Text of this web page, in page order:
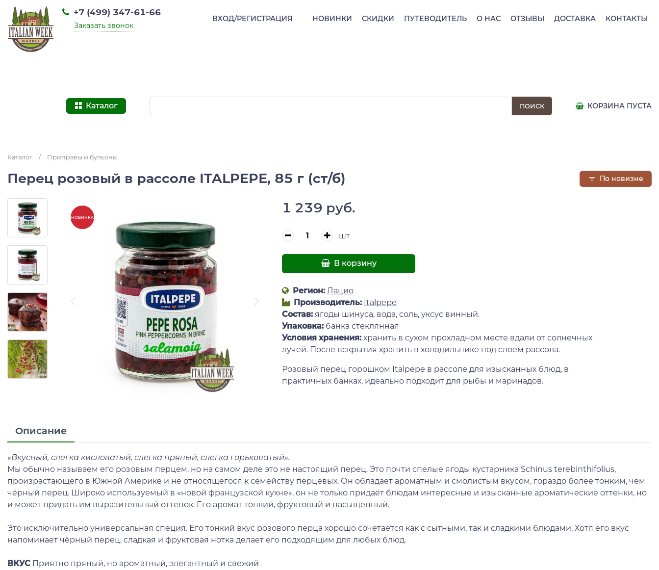
НОВИНКИ СКИДКИ ПУТЕВОДИТЕЛЬ О НАС ОТЗЫВЫ ДОСТАВКА КОНТАКТЫ
+7 (499) 347-61-66
Заказать звонок
ВХОД/РЕГИСТРАЦИЯ
Каталог КОРЗИНА ПУСТА
Каталог / Приправы и бульоны
Перец розовый в рассоле ITALPEPE, 85 г (ст/б)
НОВИНКА
1 239 руб.
шт
В корзину
Регион: Лацио
Производитель: Italpepe
Состав: ягоды шинуса, вода, соль, уксус винный.
Упаковка: банка стеклянная
Условия хранения: хранить в сухом прохладном месте вдали от солнечных
лучей. После вскрытия хранить в холодильнике под слоем рассола.
Розовый перец горошком Italpepe в рассоле для изысканных блюд, в
практичных банках, идеально подходит для рыбы и маринадов.
Описание
«Вкусный, слегка кисловатый, слегка пряный, слегка горьковатый».
Мы обычно называем его розовым перцем, но на самом деле это не настоящий перец. Это почти спелые ягоды кустарника Schinus terebinthifolius,
произрастающего в Южной Америке и не относящегося к семейству перцевых. Он обладает ароматным и смолистым вкусом, гораздо более тонким, чем
чёрный перец. Широко используемый в «новой французской кухне», он не только придаёт блюдам интересные и изысканные ароматические оттенки, но
и может придать им выразительный оттенок. Его аромат тонкий, фруктовый и насыщенный.
Это исключительно универсальная специя. Его тонкий вкус розового перца хорошо сочетается как с сытными, так и сладкими блюдами. Хотя его вкус
напоминает чёрный перец, сладкая и фруктовая нотка делает его подходящим для любых блюд.
ВКУС Приятно пряный, но ароматный, элегантный и свежий
По новизне